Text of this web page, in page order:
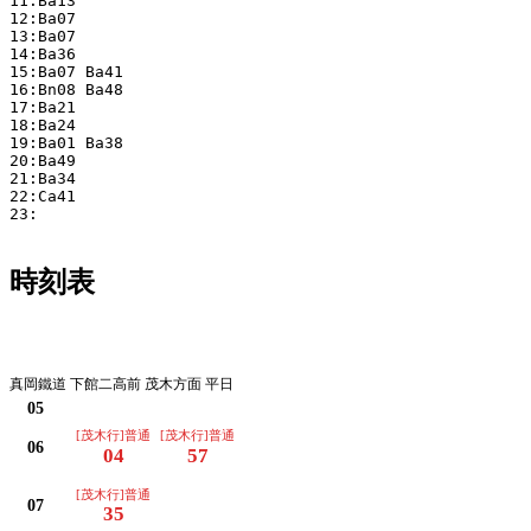
12:Ba07
13:Ba07
14:Ba36
15:Ba07 Ba41
16:Bn08 Ba48
17:Ba21
18:Ba24
19:Ba01 Ba38
20:Ba49
21:Ba34
22:Ca41
23:
時刻表
真岡鐵道 下館二高前 茂木方面 平日
05
06
[茂木行]普通
04
[茂木行]普通
57
07
[茂木行]普通
35